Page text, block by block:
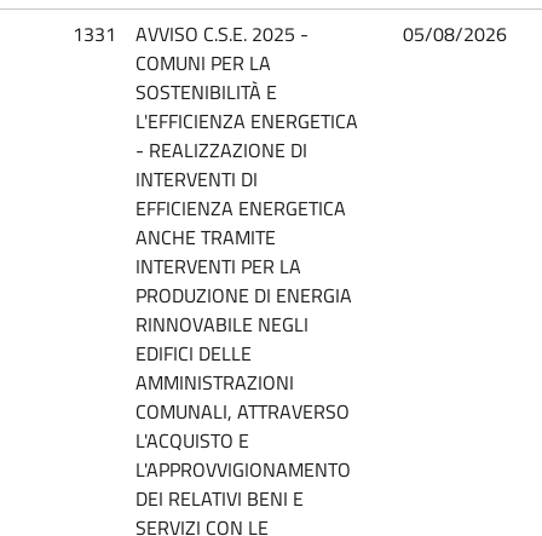
1331
AVVISO C.S.E. 2025 -
COMUNI PER LA
SOSTENIBILITÀ E
L'EFFICIENZA ENERGETICA
- REALIZZAZIONE DI
INTERVENTI DI
EFFICIENZA ENERGETICA
ANCHE TRAMITE
INTERVENTI PER LA
PRODUZIONE DI ENERGIA
RINNOVABILE NEGLI
EDIFICI DELLE
AMMINISTRAZIONI
COMUNALI, ATTRAVERSO
L'ACQUISTO E
L'APPROVVIGIONAMENTO
DEI RELATIVI BENI E
SERVIZI CON LE
05/08/2026